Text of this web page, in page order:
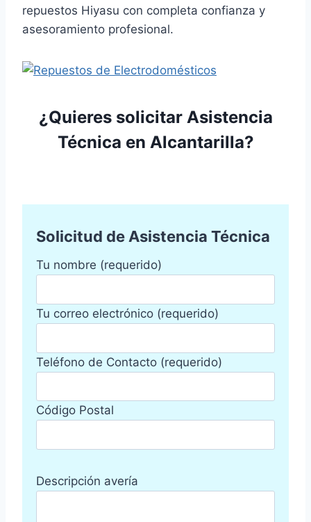
repuestos Hiyasu con completa confianza y
asesoramiento profesional.
¿Quieres solicitar Asistencia
Técnica en Alcantarilla?
Solicitud de Asistencia Técnica
Tu nombre (requerido)
Tu correo electrónico (requerido)
Teléfono de Contacto (requerido)
Código Postal
Descripción avería